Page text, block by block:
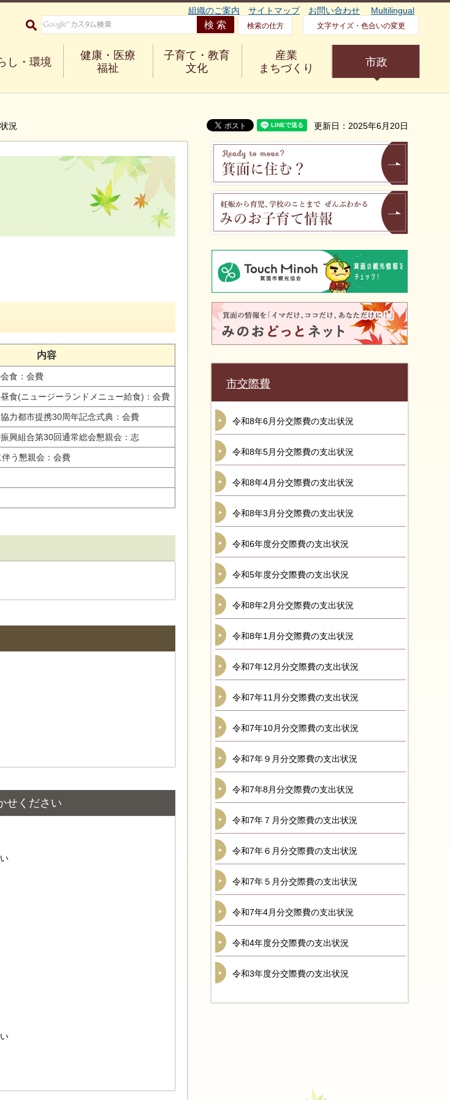
組織のご案内 サイトマップ お問い合わせ Multilingual
検索の仕方 文字サイズ・色合いの変更
し・環境
健康・医療
福祉
子育て・教育
文化
産業
まちづくり
市政
況 更新日：2025年6月20日
内容
食：会費
食(ニュージーランドメニュー給食)：会費
力都市提携30周年記念式典：会費
興組合第30回通常総会懇親会：志
う懇親会：会費
せください
市交際費
令和8年6月分交際費の支出状況
令和8年5月分交際費の支出状況
令和8年4月分交際費の支出状況
令和8年3月分交際費の支出状況
令和6年度分交際費の支出状況
令和5年度分交際費の支出状況
令和8年2月分交際費の支出状況
令和8年1月分交際費の支出状況
令和7年12月分交際費の支出状況
令和7年11月分交際費の支出状況
令和7年10月分交際費の支出状況
令和7年９月分交際費の支出状況
令和7年8月分交際費の支出状況
令和7年７月分交際費の支出状況
令和7年６月分交際費の支出状況
令和7年５月分交際費の支出状況
令和7年4月分交際費の支出状況
令和4年度分交際費の支出状況
令和3年度分交際費の支出状況